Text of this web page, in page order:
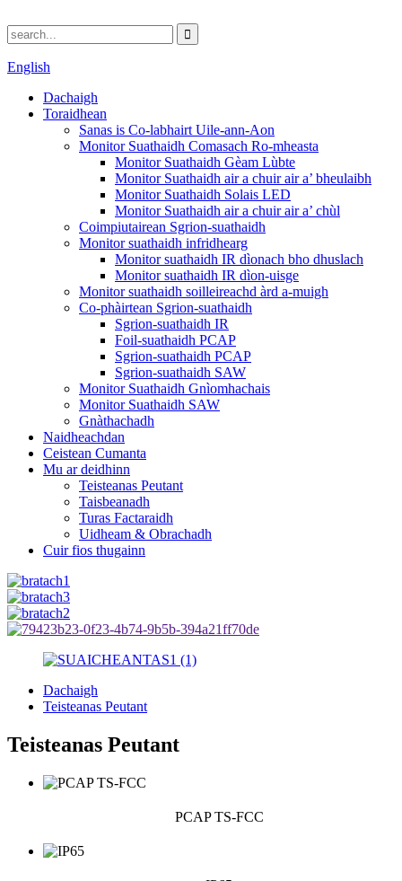
English
Dachaigh
Toraidhean
Sanas is Co-labhairt Uile-ann-Aon
Monitor Suathaidh Comasach Ro-mheasta
Monitor Suathaidh Gèam Lùbte
Monitor Suathaidh air a chuir air a’ bheulaibh
Monitor Suathaidh Solais LED
Monitor Suathaidh air a chuir air a’ chùl
Coimpiutairean Sgrion-suathaidh
Monitor suathaidh infridhearg
Monitor suathaidh IR dìonach bho dhuslach
Monitor suathaidh IR dìon-uisge
Monitor suathaidh soilleireachd àrd a-muigh
Co-phàirtean Sgrion-suathaidh
Sgrion-suathaidh IR
Foil-suathaidh PCAP
Sgrion-suathaidh PCAP
Sgrion-suathaidh SAW
Monitor Suathaidh Gnìomhachais
Monitor Suathaidh SAW
Gnàthachadh
Naidheachdan
Ceistean Cumanta
Mu ar deidhinn
Teisteanas Peutant
Taisbeanadh
Turas Factaraidh
Uidheam & Obrachadh
Cuir fios thugainn
Dachaigh
Teisteanas Peutant
Teisteanas Peutant
PCAP TS-FCC